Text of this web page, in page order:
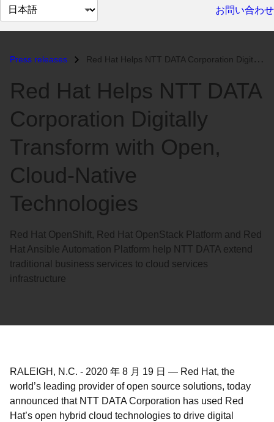
ペ
ー
の
択
お問い合わせ
Press releases Red Hat Helps NTT DATA Corporation Digitally Transform with Open, Clou...
Red Hat Helps NTT DATA
Corporation Digitally
Transform with Open,
Cloud-Native
Technologies
Red Hat OpenShift, Red Hat OpenStack Platform and Red
Hat Ansible Automation Platform help NTT DATA extend
traditional business services to cloud services
infrastructure
RALEIGH, N.C. - 2020 年 8 月 19 日 — Red Hat, the
world’s leading provider of open source solutions, today
announced that NTT DATA Corporation has used Red
Hat’s open hybrid cloud technologies to drive digital